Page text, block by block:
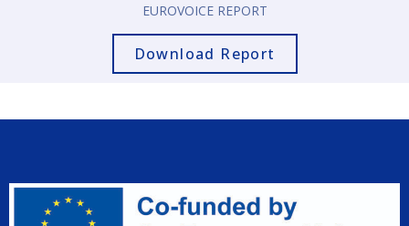
EUROVOICE REPORT
Download Report